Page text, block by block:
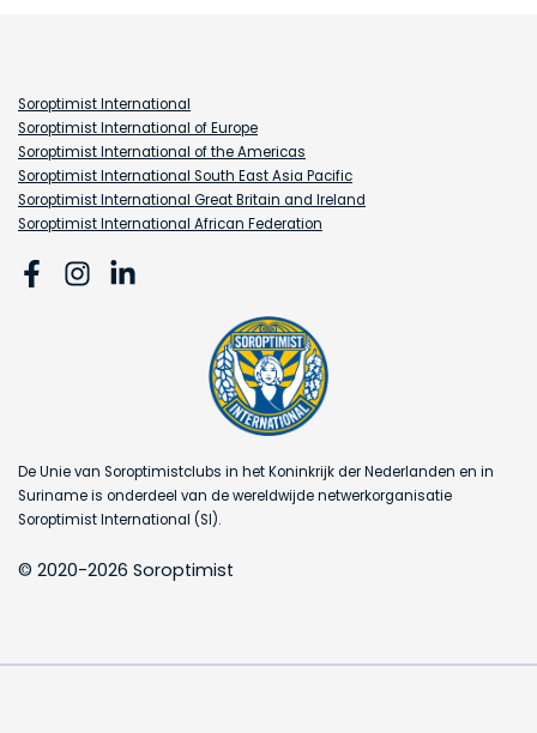
Soroptimist International
Soroptimist International of Europe
Soroptimist International of the Americas
Soroptimist International South East Asia Pacific
Soroptimist International Great Britain and Ireland
Soroptimist International African Federation
De Unie van Soroptimistclubs in het Koninkrijk der Nederlanden en in
Suriname is onderdeel van de wereldwijde netwerkorganisatie
Soroptimist International (SI).
© 2020-2026 Soroptimist